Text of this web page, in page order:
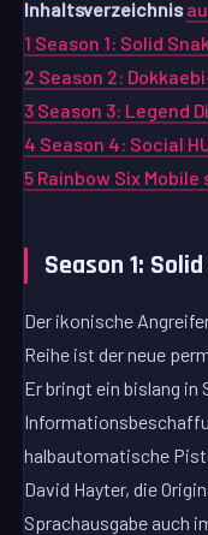
Inhaltsverzeichnis
1 Season 1: Solid
2 Season 2:
3 Season 3: Legend
4 Season 4: Social
5 Rainbow Six
Season 1:
Der ikonische
Reihe ist der neue
Er bringt ein bislang in
halbautomatische
David Hayter, die
Sprachausgabe auch